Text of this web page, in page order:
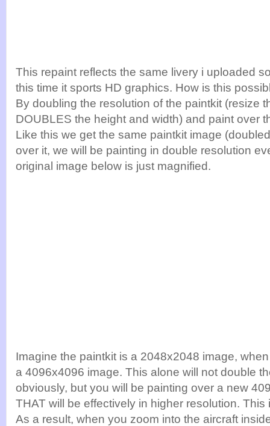
This repaint reflects the same livery i uploaded
this time it sports HD graphics. How is this
By doubling the resolution of the paintkit (resize
DOUBLES the height and width) and paint over
Like this we get the same paintkit image
over it, we will be painting in double resolution
original image below is just magnified.
Imagine the paintkit is a 2048x2048 image,
a 4096x4096 image. This alone will not double
obviously, but you will be painting over a new
THAT will be effectively in higher resolution.
As a result, when you zoom into the aircraft